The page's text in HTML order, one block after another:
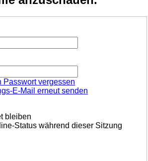
Passwort vergessen
E-Mail erneut senden
bleiben
Status während dieser Sitzung